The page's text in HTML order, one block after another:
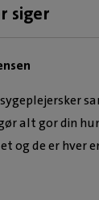
af Lauras
en
og ejere får
Dyr: Laura har hunden
Norsk Elghund,
og familiens
siger
alt gor din
og de er hver